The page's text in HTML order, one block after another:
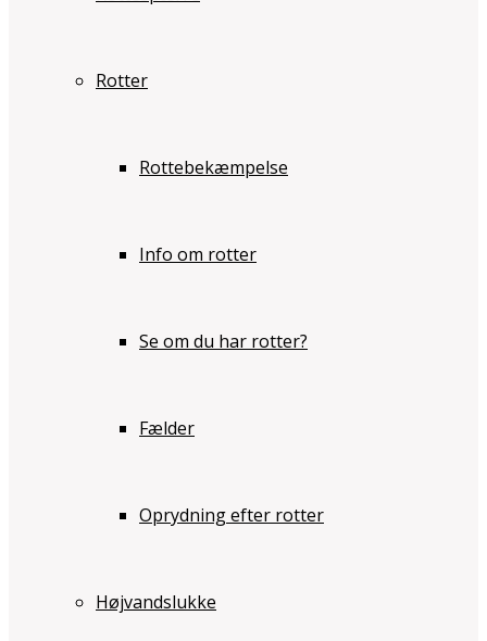
Rotter
Rottebekæmpelse
Info om rotter
Se om du har rotter?
Fælder
Oprydning efter rotter
Højvandslukke